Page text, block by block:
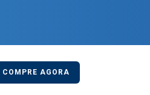
COMPRE AGORA